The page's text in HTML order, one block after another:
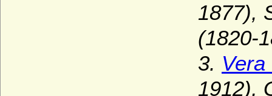
1877),
(1820-
3.
1912),